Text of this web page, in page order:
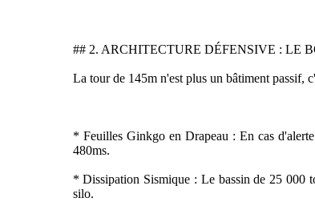
## 2. ARCHITECTURE DÉFENSIVE : LE
La tour de 145m n'est plus un bâtiment passif,
* Feuilles Ginkgo en Drapeau : En cas
480ms.
* Dissipation Sismique : Le bassin de 25 000
silo.